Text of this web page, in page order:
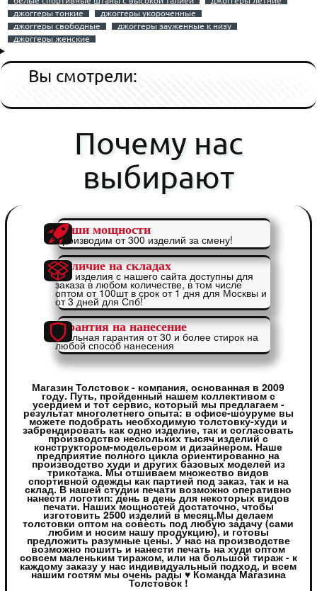
джоггеры тонкие
джоггеры укороченные
джоггеры свободные
джоггеры зауженные к низу
джоггеры женские
Вы смотрели:
Почему нас
выбирают
Наши мощности
Производим от 300 изделий за смену!
Наличие на складах
Все изделия с нашего сайта доступны для
заказа в любом количестве, в том числе
оптом от 100шт в срок от 1 дня для Москвы и
от 3 дней для Спб!
Гарантия на нанесение
Реальная гарантия от 30 и более стирок на
любой способ нанесения
Магазин Толстовок - компания, основанная в 2009
году. Путь, пройденный нашем коллективом с
усердием и тот сервис, который мы предлагаем -
результат многолетнего опыта: в офисе-шоуруме вы
можете подобрать необходимую толстовку-худи и
забрендировать как одно изделие, так и согласовать
производство нескольких тысяч изделий с
конструктором-модельером и дизайнером. Наше
предприятие полного цикла ориентированно на
производство худи и других базовых моделей из
трикотажа. Мы отшиваем множество видов
спортивной одежды как партией под заказ, так и на
склад. В нашей студии печати возможно оперативно
нанести логотип: день в день для некоторых видов
печати. Наших мощностей достаточно, чтобы
изготовить 2500 изделий в месяц.Мы делаем
толстовки оптом на совесть под любую задачу (сами
любим и носим нашу продукцию), и готовы
предложить разумные цены. У нас на производстве
возможно пошить и нанести печать на худи оптом
совсем маленьким тиражом, или на большой тираж - к
каждому заказу у нас индивидуальный подход, и всем
нашим гостям мы очень рады ♥ Команда Магазина
Толстовок !